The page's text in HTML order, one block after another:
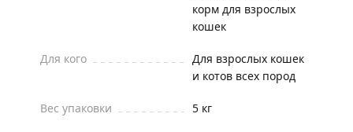
корм для взрослых
кошек
Для кого
Для взрослых кошек
и котов всех пород
Вес упаковки 5 кг